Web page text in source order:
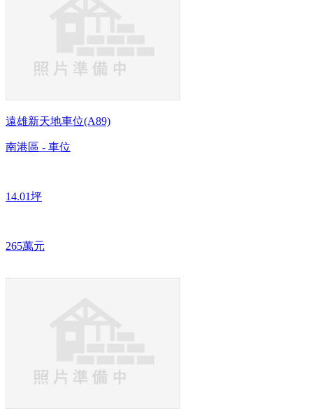
遠雄新天地車位(A89)
南港區 - 車位
14.01坪
265萬元